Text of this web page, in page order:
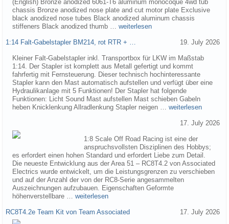
(English) Bronze anodized 6061-T6 aluminum monocoque 4wd tub
chassis Bronze anodized nose plate and cut motor plate Exclusive
black anodized nose tubes Black anodized aluminum chassis
stiffeners Black anodized thumb … weiterlesen
1:14 Falt-Gabelstapler BM214, rot RTR + … 19. July 2026
Kleiner Falt-Gabelstapler inkl. Transportbox für LKW im Maßstab
1:14. Der Stapler ist komplett aus Metall gefertigt und kommt
fahrfertig mit Fernsteuerung. Dieser technisch hochinteressante
Stapler kann den Mast automatisch aufstellen und verfügt über eine
Hydraulikanlage mit 5 Funktionen! Der Stapler hat folgende
Funktionen: Licht Sound Mast aufstellen Mast schieben Gabeln
heben Knicklenkung Allradlenkung Stapler neigen … weiterlesen
17. July 2026
1:8 Scale Off Road Racing ist eine der
anspruchsvollsten Disziplinen des Hobbys;
es erfordert einen hohen Standard und erfordert Liebe zum Detail.
Die neueste Entwicklung aus der Area 51 – RC8T4.2 von Associated
Electrics wurde entwickelt, um die Leistungsgrenzen zu verschieben
und auf der Anzahl der von der RC8-Serie angesammelten
Auszeichnungen aufzubauen. Eigenschaften Geformte
höhenverstellbare … weiterlesen
RC8T4.2e Team Kit von Team Associated 17. July 2026